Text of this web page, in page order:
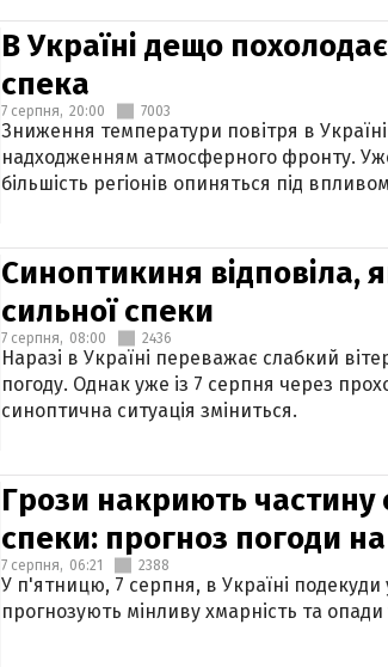
В Україні дещо
спека
7 серпня, 20:00 7003
Зниження температури повітря в Україні
надходженням атмосферного фронту.
більшість регіонів опиняться під
Синоптикиня відповіла,
сильної спеки
7 серпня, 08:00 2436
Наразі в Україні переважає слабкий
погоду. Однак уже із 7 серпня через
синоптична ситуація зміниться.
Грози накриють частину
спеки: прогноз погоди
7 серпня, 06:21 2388
У п'ятницю, 7 серпня, в Україні
прогнозують мінливу хмарність та опади